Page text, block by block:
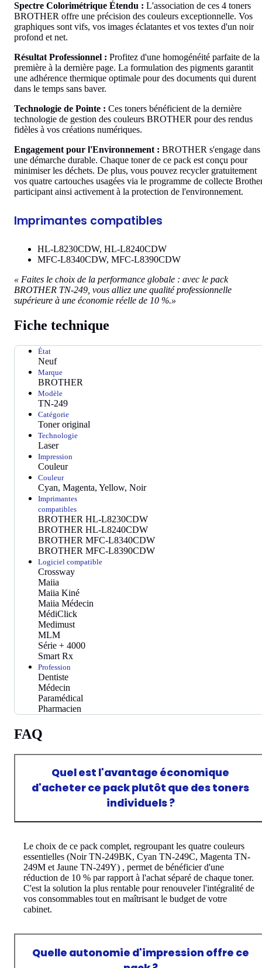
Spectre Colorimétrique Étendu : L'association de ces 4 toners
BROTHER offre une précision des couleurs exceptionnelle. Vos
graphiques sont vifs, vos images éclatantes et vos textes d'un noir
profond et net.
Résultat Professionnel : Profitez d'une homogénéité parfaite de la
première à la dernière page. La formulation des pigments garantit
une adhérence thermique optimale pour des documents qui durent
dans le temps sans baver.
Technologie de Pointe : Ces toners bénéficient de la dernière
technologie de gestion des couleurs BROTHER pour des rendus
fidèles à vos créations numériques.
Engagement pour l'Environnement : BROTHER s'engage dans
une démarche durable. Chaque toner de ce pack est conçu pour
minimiser les déchets. De plus, vous pouvez recycler gratuitement
vos quatre cartouches usagées via le programme de collecte
participant ainsi activement à la protection de l'environnement.
Imprimantes compatibles
HL-L8230CDW, HL-L8240CDW
MFC-L8340CDW, MFC-L8390CDW
« Faites le choix de la performance globale : avec le pack
BROTHER TN-249, vous alliez une qualité professionnelle
supérieure à une économie réelle de 10 %.»
Fiche technique
État
Neuf
Marque
BROTHER
Modèle
TN-249
Catégorie
Toner original
Technologie
Laser
Impression
Couleur
Couleur
Cyan, Magenta, Yellow, Noir
Imprimantes
compatibles
BROTHER HL-L8230CDW
BROTHER HL-L8240CDW
BROTHER MFC-L8340CDW
BROTHER MFC-L8390CDW
Logiciel compatible
Crossway
Maiia
Maiia Kiné
Maiia Médecin
MédiClick
Medimust
MLM
Série + 4000
Smart Rx
Profession
Dentiste
Médecin
Paramédical
Pharmacien
FAQ
Quel est l'avantage économique
d'acheter ce pack plutôt que des toners
individuels ?
Le choix de ce pack complet, regroupant les quatre couleurs
essentielles (Noir TN-249BK, Cyan TN-249C, Magenta TN-
249M et Jaune TN-249Y) , permet de bénéficier d'une
réduction de 10 % par rapport à l'achat séparé de chaque toner.
C'est la solution la plus rentable pour renouveler l'intégralité de
vos consommables tout en maîtrisant le budget de votre
cabinet.
Quelle autonomie d'impression offre ce